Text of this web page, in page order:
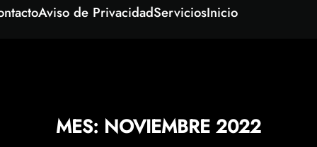
Aviso de PrivacidadServiciosInicio
MES: NOVIEMBRE 2022